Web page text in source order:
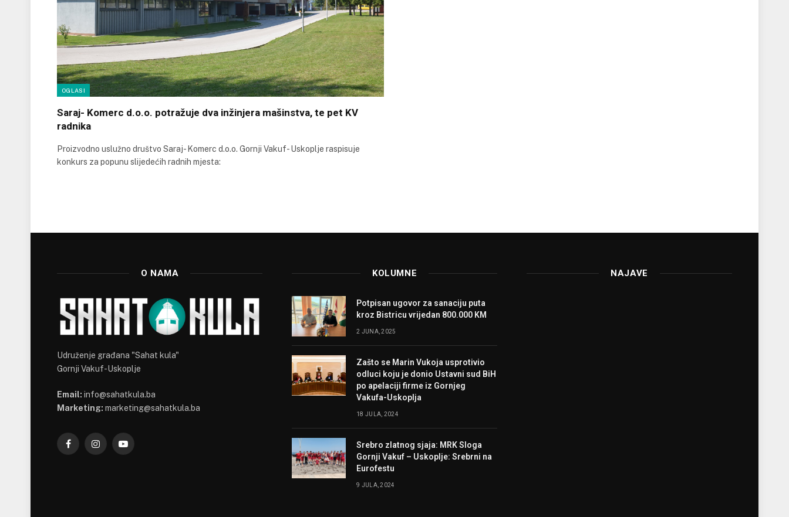
OGLASI
Saraj- Komerc d.o.o. potražuje dva inžinjera mašinstva, te pet KV
radnika
Proizvodno uslužno društvo Saraj- Komerc d.o.o. Gornji Vakuf- Uskoplje raspisuje
konkurs za popunu slijedećih radnih mjesta:
O NAMA
Udruženje građana "Sahat kula"
Gornji Vakuf-Uskoplje
Email: info@sahatkula.ba
Marketing: marketing@sahatkula.ba
FacebookInstagramYouTube
KOLUMNE
Potpisan ugovor za sanaciju puta
kroz Bistricu vrijedan 800.000 KM
2 JUNA, 2025
Zašto se Marin Vukoja usprotivio
odluci koju je donio Ustavni sud BiH
po apelaciji firme iz Gornjeg
Vakufa-Uskoplja
18 JULA, 2024
Srebro zlatnog sjaja: MRK Sloga
Gornji Vakuf – Uskoplje: Srebrni na
Eurofestu
9 JULA, 2024
NAJAVE